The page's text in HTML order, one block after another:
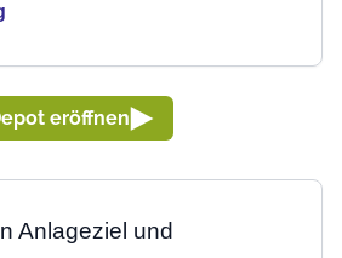
eröffnen
Anlageziel und